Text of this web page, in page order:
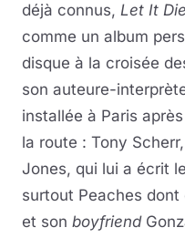
déjà connus, Let It Die
comme un album
disque à la croisée
son auteure-
installée à Paris
la route : Tony
Jones, qui lui a écrit
surtout Peaches
et son boyfriend